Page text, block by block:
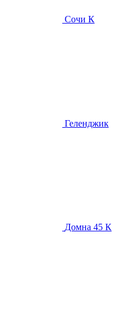
Сочи К
Геленджик
Домна 45 К